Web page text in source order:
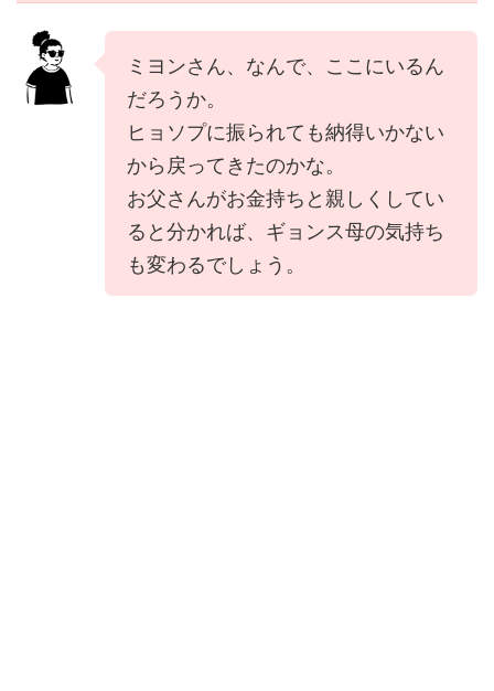
ミヨンさん、なんで、ここにいるん
だろうか。
ヒョソプに振られても納得いかない
から戻ってきたのかな。
お父さんがお金持ちと親しくしてい
ると分かれば、ギョンス母の気持ち
も変わるでしょう。